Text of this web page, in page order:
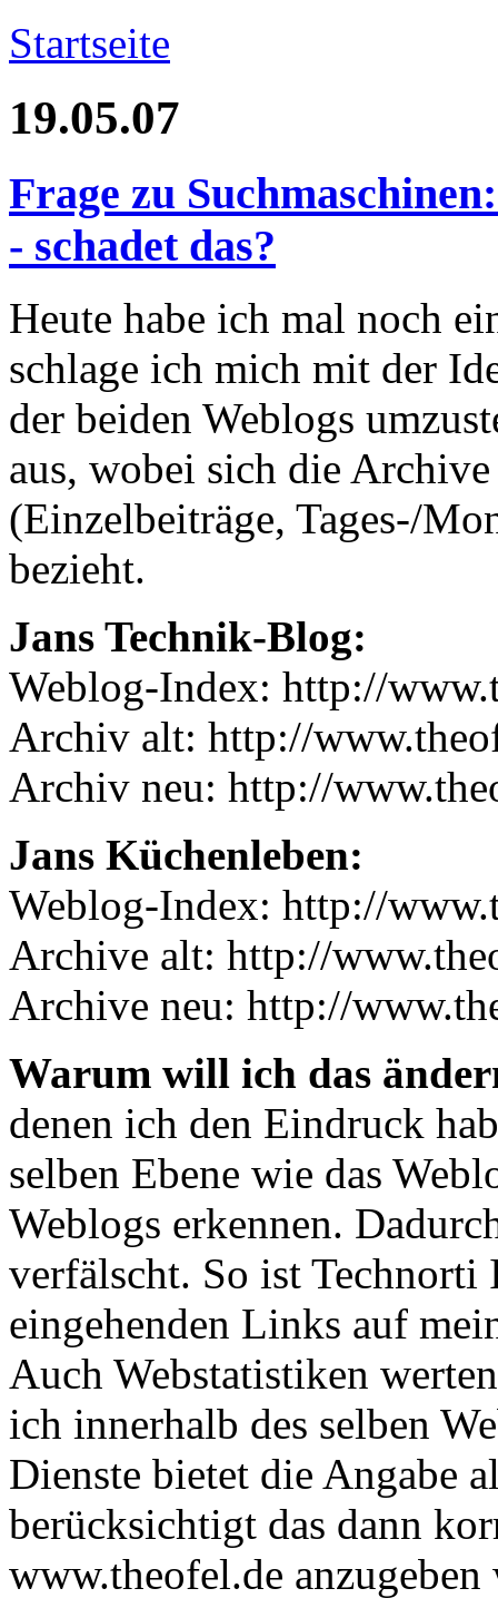
Startseite
19.05.07
Frage zu
- schadet das?
Heute habe ich mal noch
schlage ich mich mit der
der beiden Weblogs
aus, wobei sich die
(Einzelbeiträge, Tages-/
bezieht.
Jans Technik-Blog:
Weblog-Index: http://
Archiv alt: http://
Archiv neu: http://
Jans Küchenleben:
Weblog-Index: http://
Archive alt: http://
Archive neu: http://
Warum will ich das
denen ich den Eindruck
selben Ebene wie das
Weblogs erkennen.
verfälscht. So ist
eingehenden Links auf
Auch Webstatistiken
ich innerhalb des selben
Dienste bietet die Angabe
berücksichtigt das dann
www.theofel.de